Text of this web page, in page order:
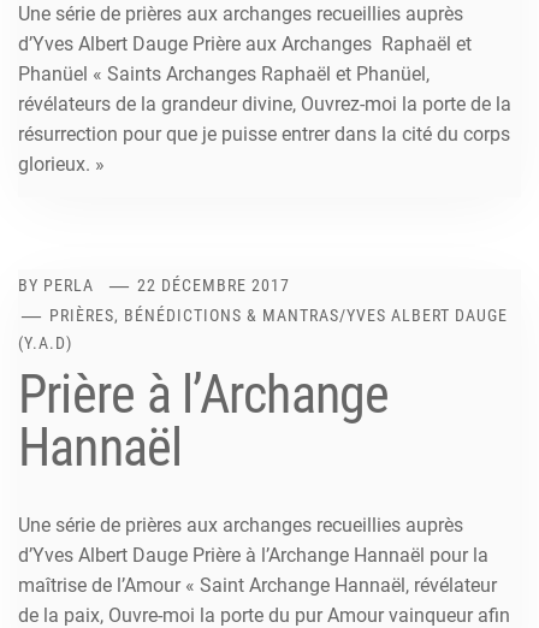
Une série de prières aux archanges recueillies auprès
d’Yves Albert Dauge Prière aux Archanges Raphaël et
Phanüel « Saints Archanges Raphaël et Phanüel,
révélateurs de la grandeur divine, Ouvrez-moi la porte de la
résurrection pour que je puisse entrer dans la cité du corps
glorieux. »
BY PERLA
22 DÉCEMBRE 2017
PRIÈRES, BÉNÉDICTIONS & MANTRAS/YVES ALBERT DAUGE
(Y.A.D)
Prière à l’Archange
Hannaël
Une série de prières aux archanges recueillies auprès
d’Yves Albert Dauge Prière à l’Archange Hannaël pour la
maîtrise de l’Amour « Saint Archange Hannaël, révélateur
de la paix, Ouvre-moi la porte du pur Amour vainqueur afin